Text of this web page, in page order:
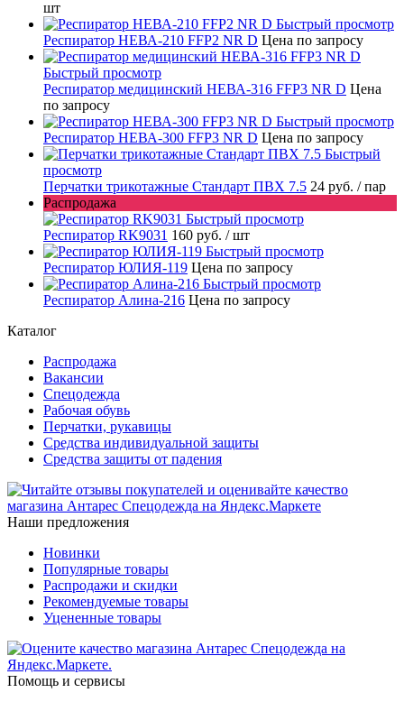
шт
Быстрый просмотр
Респиратор НЕВА-210 FFP2 NR D Цена по запросу
Быстрый просмотр
Респиратор медицинский НЕВА-316 FFP3 NR D Цена
по запросу
Быстрый просмотр
Респиратор НЕВА-300 FFP3 NR D Цена по запросу
Быстрый
просмотр
Перчатки трикотажные Стандарт ПВХ 7.5 24 руб. / пар
Распродажа
Быстрый просмотр
Респиратор RK9031 160 руб. / шт
Быстрый просмотр
Респиратор ЮЛИЯ-119 Цена по запросу
Быстрый просмотр
Респиратор Алина-216 Цена по запросу
Каталог
Распродажа
Вакансии
Спецодежда
Рабочая обувь
Перчатки, рукавицы
Средства индивидуальной защиты
Средства защиты от падения
Наши предложения
Новинки
Популярные товары
Распродажи и скидки
Рекомендуемые товары
Уцененные товары
Помощь и сервисы